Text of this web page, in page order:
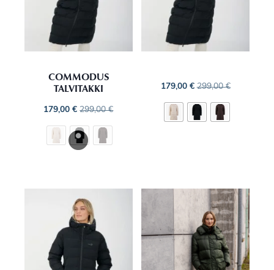
COMMODUS
TALVITAKKI
179,00€ 299,00€
179,00 € 299,00€